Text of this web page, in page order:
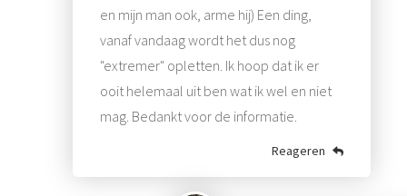
en mijn man ook, arme hij) Een ding,
vanaf vandaag wordt het dus nog
"extremer" opletten. Ik hoop dat ik er
ooit helemaal uit ben wat ik wel en niet
mag. Bedankt voor de informatie.
Reageren